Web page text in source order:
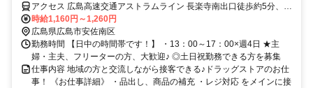
アクセス 広島高速交通アストラムライン 長楽寺南出口徒歩約5分、広
島高速交通アストラムライン 高取南出口徒歩約9分、広島高速交通ア
ストラムライン 伴南出口(西)徒歩約18分
時給1,160円～1,260円
広島県広島市安佐南区
勤務時間 【日中の時間帯です！】 ・13：00～17：00×週4日 ★主
婦・主夫、フリーターの方、大歓迎♪ ◎土日祝勤務できる方を募集
仕事内容 地域の方と交流しながら接客できる♪ドラッグストアのお仕
事！ 《お仕事詳細》 ・品出し、商品の補充 ・レジ対応 をメインに接